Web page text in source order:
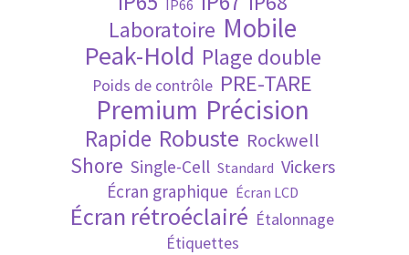
IP66
Laboratoire Mobile
Peak-Hold Plage double
Poids de contrôle PRE-TARE
Premium Précision
Rapide Robuste Rockwell
Shore Single-Cell Standard Vickers
Écran graphique Écran LCD
Écran rétroéclairé Étalonnage
Étiquettes